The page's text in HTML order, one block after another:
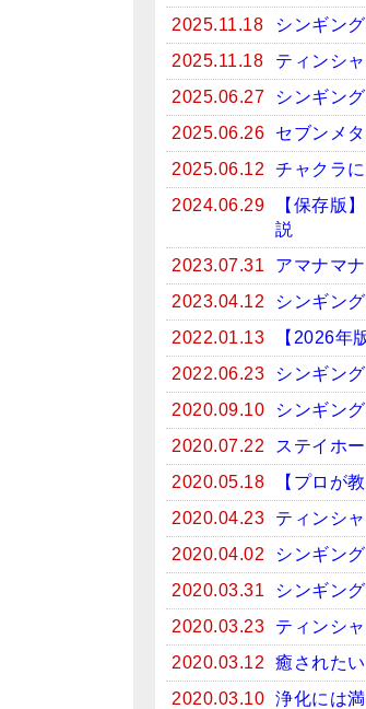
2025.11.18
シンギン
2025.11.18
ティンシ
2025.06.27
シンギン
2025.06.26
セブンメ
2025.06.12
チャクラ
2024.06.29
【保存版
説
2023.07.31
アマナマ
2023.04.12
シンギン
2022.01.13
【2026年
2022.06.23
シンギン
2020.09.10
シンギン
2020.07.22
ステイホ
2020.05.18
【プロが
2020.04.23
ティンシ
2020.04.02
シンギン
2020.03.31
シンギン
2020.03.23
ティンシ
2020.03.12
癒された
2020.03.10 浄化には